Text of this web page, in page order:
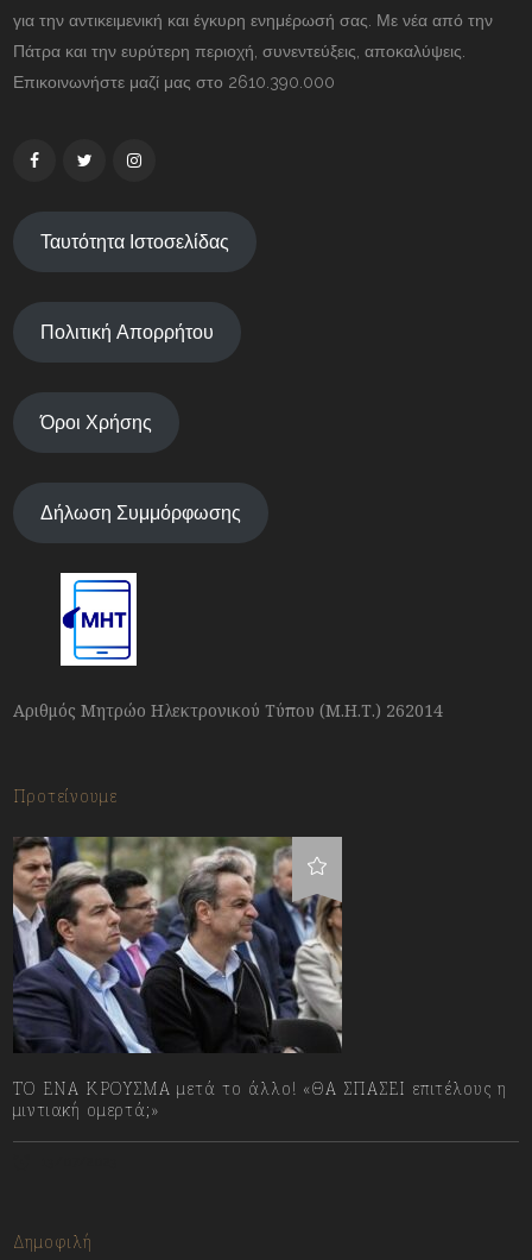
για την αντικειμενική και έγκυρη ενημέρωσή σας. Με νέα από την
Πάτρα και την ευρύτερη περιοχή, συνεντεύξεις, αποκαλύψεις.
Επικοινωνήστε μαζί μας στο 2610.390.000
Ταυτότητα Ιστοσελίδας
Πολιτική Απορρήτου
Όροι Χρήσης
Δήλωση Συμμόρφωσης
Αριθμός Μητρώο Ηλεκτρονικού Τύπου (Μ.Η.Τ.) 262014
Προτείνουμε
ΤΟ ΕΝΑ ΚΡΟΥΣΜΑ μετά το άλλο! «ΘΑ ΣΠΑΣΕΙ επιτέλους η
μιντιακή ομερτά;»
Δημοφιλή